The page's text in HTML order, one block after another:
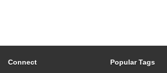
Connect Popular Tags